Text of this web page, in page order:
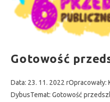
Gotowość
Data: 23. 11. 2022
DybusTemat: Gotowość